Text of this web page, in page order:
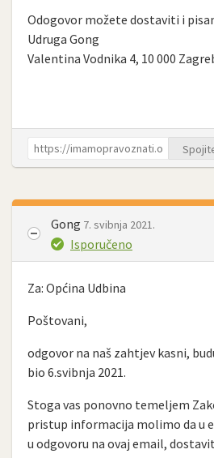
Odogovor možete dostaviti i
Udruga Gong
Valentina Vodnika 4, 10 000
Gong 7. svibnja 2021.
Isporučeno
Za: Općina Udbina
Poštovani,
odgovor na naš zahtjev kasni,
bio 6.svibnja 2021.
Stoga vas ponovno temeljem
pristup informacija molimo da u
u odgovoru na ovaj email,